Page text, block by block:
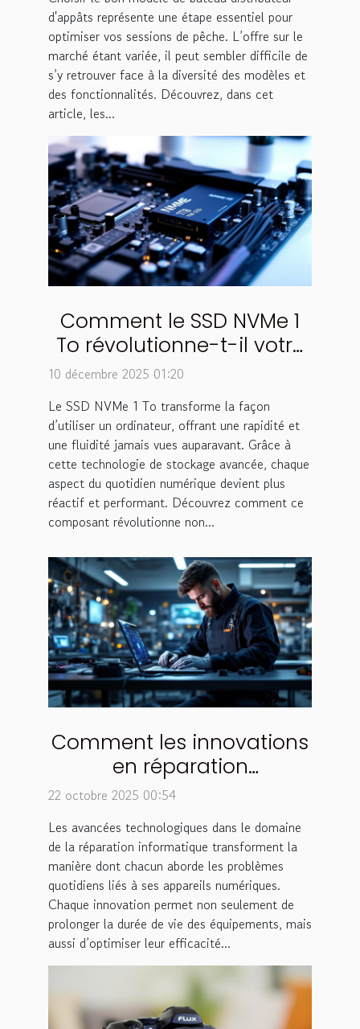
d'appâts représente une étape essentiel pour
optimiser vos sessions de pêche. L’offre sur le
marché étant variée, il peut sembler difficile de
s’y retrouver face à la diversité des modèles et
des fonctionnalités. Découvrez, dans cet
article, les...
Comment le SSD NVMe 1
To révolutionne-t-il votre
expérience informatique ?
10 décembre 2025 01:20
Le SSD NVMe 1 To transforme la façon
d’utiliser un ordinateur, offrant une rapidité et
une fluidité jamais vues auparavant. Grâce à
cette technologie de stockage avancée, chaque
aspect du quotidien numérique devient plus
réactif et performant. Découvrez comment ce
composant révolutionne non...
Comment les innovations
en réparation
informatique améliorent-
22 octobre 2025 00:54
Les avancées technologiques dans le domaine
de la réparation informatique transforment la
manière dont chacun aborde les problèmes
quotidiens liés à ses appareils numériques.
Chaque innovation permet non seulement de
prolonger la durée de vie des équipements, mais
aussi d’optimiser leur efficacité...